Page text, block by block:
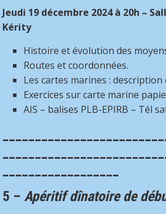
Jeudi 19 décembre 2024 à 20h –
Kérity
Histoire et évolution des
Routes et coordonnées.
Les cartes marines :
Exercices sur carte marine
AIS – balises PLB-EPIRB – Tél
5 –Apéritif dînatoire de